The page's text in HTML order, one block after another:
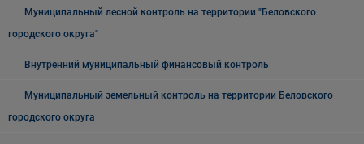
Муниципальный лесной контроль на территории "Беловского
городского округа"
Внутренний муниципальный финансовый контроль
Муниципальный земельный контроль на территории Беловского
городского округа